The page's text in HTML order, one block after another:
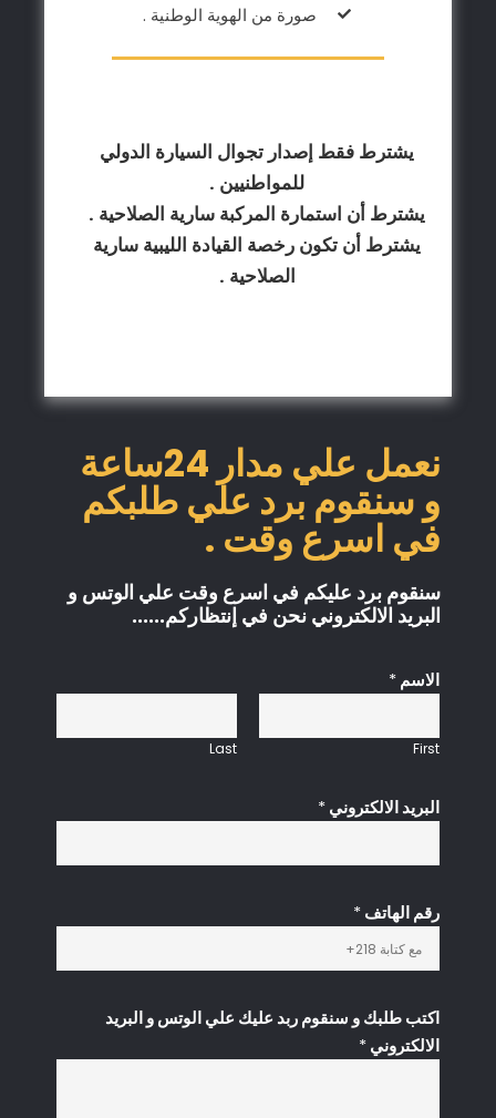
صورة من الهوية الوطنية .
يشترط فقط إصدار تجوال السيارة الدولي
للمواطنيين .
يشترط أن استمارة المركبة سارية الصلاحية .
يشترط أن تكون رخصة القيادة الليبية سارية
الصلاحية .
نعمل علي مدار 24ساعة
و سنقوم برد علي طلبكم
في اسرع وقت .
سنقوم برد عليكم في اسرع وقت علي الوتس و
البريد الالكتروني نحن في إنتظاركم......
الاسم*
First
Last
البريد الالكتروني*
رقم الهاتف*
ل
ه
اكتب طلبك و سنقوم ربد عليك علي الوتس و البريد
الالكتروني*